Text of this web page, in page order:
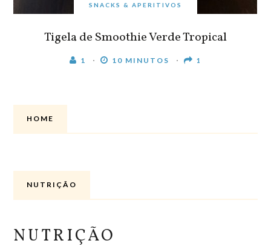
SNACKS & APERITIVOS
Tigela de Smoothie Verde Tropical
1 10 MINUTOS 1
HOME
NUTRIÇÃO
NUTRIÇÃO